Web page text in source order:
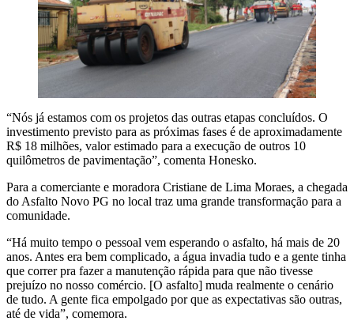
“Nós já estamos com os projetos das outras etapas concluídos. O
investimento previsto para as próximas fases é de aproximadamente
R$ 18 milhões, valor estimado para a execução de outros 10
quilômetros de pavimentação”, comenta Honesko.
Para a comerciante e moradora Cristiane de Lima Moraes, a chegada
do Asfalto Novo PG no local traz uma grande transformação para a
comunidade.
“Há muito tempo o pessoal vem esperando o asfalto, há mais de 20
anos. Antes era bem complicado, a água invadia tudo e a gente tinha
que correr pra fazer a manutenção rápida para que não tivesse
prejuízo no nosso comércio. [O asfalto] muda realmente o cenário
de tudo. A gente fica empolgado por que as expectativas são outras,
até de vida”, comemora.